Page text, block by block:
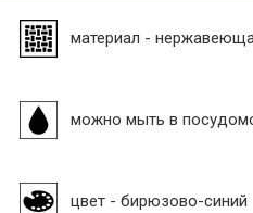
материал -
можно мыть в
цвет - бирюзово-синий